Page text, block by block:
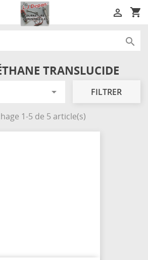
shopping_cart


TRANSLUCIDE
 FILTRER
1-5 de 5 article(s)